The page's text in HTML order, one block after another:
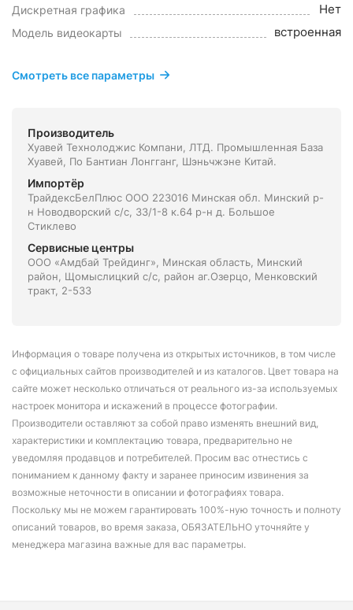
Дискретная графика Нет
Модель видеокарты встроенная
Смотреть все параметры
Производитель
Хуавей Технолоджис Компани, ЛТД. Промышленная База
Хуавей, По Бантиан Лонгганг, Шэньчжэне Китай.
Импортёр
ТрайдексБелПлюс ООО 223016 Минская обл. Минский р-
н Новодворский с/с, 33/1-8 к.64 р-н д. Большое
Стиклево
Сервисные центры
ООО «Амдбай Трейдинг», Минская область, Минский
район, Щомыслицкий с/с, район аг.Озерцо, Менковский
тракт, 2-533
Информация о товаре получена из открытых источников, в том числе
с официальных сайтов производителей и из каталогов. Цвет товара на
сайте может несколько отличаться от реального из-за используемых
настроек монитора и искажений в процессе фотографии.
Производители оставляют за собой право изменять внешний вид,
характеристики и комплектацию товара, предварительно не
уведомляя продавцов и потребителей. Просим вас отнестись с
пониманием к данному факту и заранее приносим извинения за
возможные неточности в описании и фотографиях товара.
Поскольку мы не можем гарантировать 100%-ную точность и полноту
описаний товаров, во время заказа, ОБЯЗАТЕЛЬНО уточняйте у
менеджера магазина важные для вас параметры.